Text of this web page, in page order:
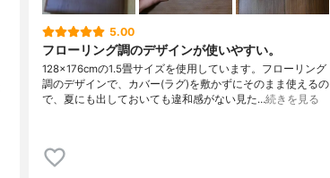
5.00
フローリング調のデザインが使いやすい。
128×176cmの1.5畳サイズを使用しています。フローリング
調のデザインで、カバー(ラグ)を敷かずにそのまま使えるの
で、夏にも出しておいても違和感がない見た…続きを見る